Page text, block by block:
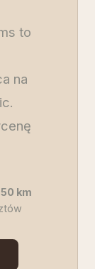
to
na
50 km